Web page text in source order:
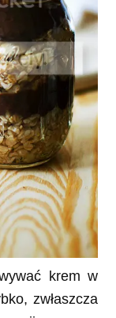
krem w
zwłaszcza